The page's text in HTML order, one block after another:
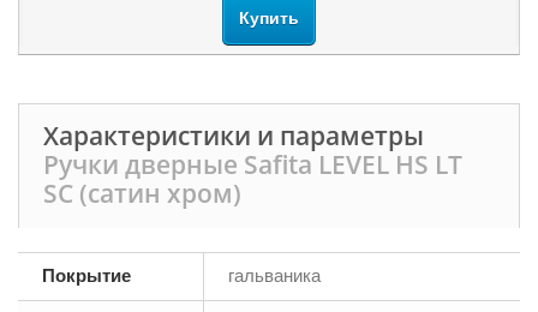
Купить
Характеристики и параметры
Ручки дверные Safita LEVEL HS LT
SC (сатин хром)
Покрытие гальваника